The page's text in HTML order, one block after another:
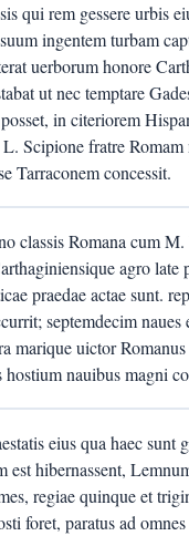
qui rem gessere urbis
ingentem turbam
uerborum honore
ut nec temptare
in citeriorem
Scipione fratre
Tarraconem concessit.
classis Romana cum
agro late
praedae actae sunt.
septemdecim naues
marique uictor
hostium nauibus magni
eius qua haec sunt
est hibernassent,
regiae quinque et
foret, paratus ad